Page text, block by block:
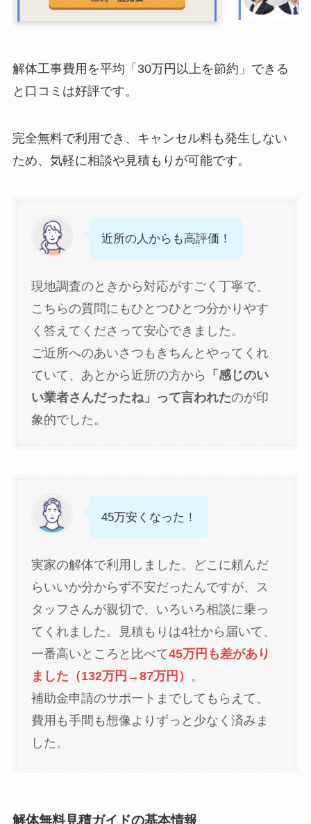
解体工事費用を平均「30万円以上を節約」できる
と口コミは好評です。
完全無料で利用でき、キャンセル料も発生しない
ため、気軽に相談や見積もりが可能です。
近所の人からも高評価！
現地調査のときから対応がすごく丁寧で、
こちらの質問にもひとつひとつ分かりやす
く答えてくださって安心できました。
ご近所へのあいさつもきちんとやってくれ
ていて、あとから近所の方から
「感じのい
い業者さんだったね」って言われたのが印
象的でした。
45万安くなった！
実家の解体で利用しました。どこに頼んだ
らいいか分からず不安だったんですが、ス
タッフさんが親切で、いろいろ相談に乗っ
てくれました。見積もりは4社から届いて、
一番高いところと比べて45万円も差があり
ました（132万円→87万円）
。
補助金申請のサポートまでしてもらえて、
費用も手間も想像よりずっと少なく済みま
した。
解体無料見積ガイドの基本情報